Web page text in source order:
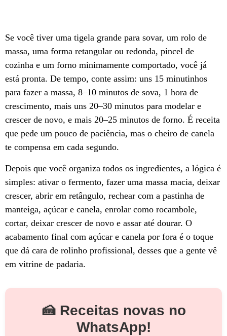
Se você tiver uma tigela grande para sovar, um rolo de
massa, uma forma retangular ou redonda, pincel de
cozinha e um forno minimamente comportado, você já
está pronta. De tempo, conte assim: uns 15 minutinhos
para fazer a massa, 8–10 minutos de sova, 1 hora de
crescimento, mais uns 20–30 minutos para modelar e
crescer de novo, e mais 20–25 minutos de forno. É receita
que pede um pouco de paciência, mas o cheiro de canela
te compensa em cada segundo.
Depois que você organiza todos os ingredientes, a lógica é
simples: ativar o fermento, fazer uma massa macia, deixar
crescer, abrir em retângulo, rechear com a pastinha de
manteiga, açúcar e canela, enrolar como rocambole,
cortar, deixar crescer de novo e assar até dourar. O
acabamento final com açúcar e canela por fora é o toque
que dá cara de rolinho profissional, desses que a gente vê
em vitrine de padaria.
🍰 Receitas novas no
WhatsApp!